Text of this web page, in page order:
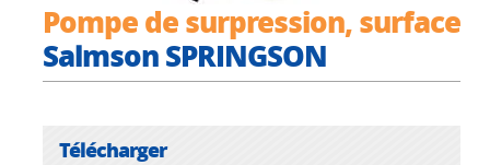
Pompe de surpression, surface
Salmson SPRINGSON
Télécharger